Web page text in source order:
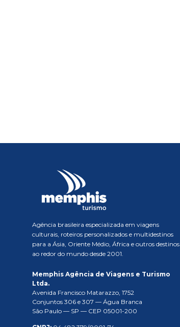
Agência brasileira especializada em viagens
culturais, roteiros personalizados e multidestinos
para a Ásia, Oriente Médio, África e outros destinos
ao redor do mundo desde 2001.
Memphis Agência de Viagens e Turismo
Ltda.
Avenida Francisco Matarazzo, 1752
Conjuntos 306 e 307 — Água Branca
São Paulo — SP — CEP 05001-200